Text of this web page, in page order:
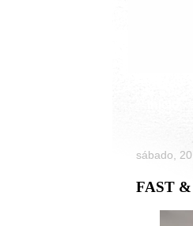
sábado,
FAST &